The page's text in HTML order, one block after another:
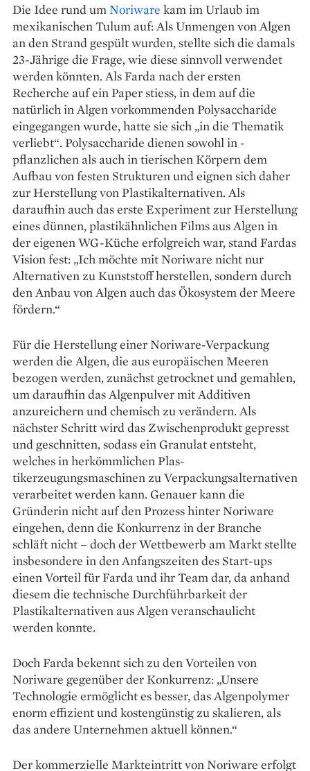
Die Idee rund um Noriware kam im Urlaub im
mexikanischen Tulum auf: Als Unmengen von Algen
an den Strand gespült ­wurden, stellte sich die damals
23-Jährige die Frage, wie diese sinnvoll verwendet
werden könnten. Als Farda nach der ersten
Recherche auf ein Paper stiess, in dem auf die
natürlich in Algen vorkommenden Polysaccharide
eingegangen wurde, hatte sie sich „in die Thematik
verliebt“. Poly­saccharide dienen sowohl in ­
pflanzlichen als auch in tierischen Körpern dem
Aufbau von festen Strukturen und eignen sich daher
zur Herstellung von Plastikalter­nativen. Als
daraufhin auch das erste Experiment zur Herstellung
eines dünnen, plastikähnlichen Films aus Algen in
der eigenen WG-Küche erfolgreich war, stand Fardas
Vision fest: „Ich möchte mit Noriware nicht nur
Alter­­nativen zu Kunststoff her­stellen, sondern durch
den Anbau von Algen auch das Ökosystem der Meere
fördern.“
Für die Herstellung einer Noriware-Verpackung
werden die Algen, die aus europäischen Meeren
bezogen werden, zunächst getrocknet und gemahlen,
um daraufhin das Algenpulver mit Additiven
anzureichern und chemisch zu verändern. Als
nächster Schritt wird das Zwischenprodukt gepresst
und geschnitten, sodass ein Granulat entsteht,
welches in herkömm­lichen Plas­
tikerzeugungsmaschinen zu Ver­packungsalternativen
ver­arbeitet werden kann. Genauer kann die
Gründerin nicht auf den Prozess hinter Noriware
eingehen, denn die Konkurrenz in der Branche
schläft nicht – doch der Wettbewerb am Markt stellte
insbesondere in den Anfangszeiten des Start-ups
einen Vorteil für Farda und ihr Team dar, da anhand
diesem die technische Durch­führbarkeit der
Plastikalternativen aus Algen veranschaulicht
werden konnte.
Doch Farda bekennt sich zu den Vorteilen von
Noriware gegen­über der Konkurrenz: „Un­sere
Technologie ermöglicht es besser, das Algenpolymer
enorm effizient und kostengünstig zu skalieren, als
das andere Unter­nehmen aktuell können.“
Der kommerzielle Markt­eintritt von Noriware erfolgt